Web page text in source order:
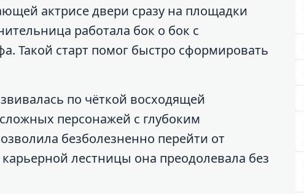
актрисе двери сразу на площадки
работала бок о бок с
Такой старт помог быстро сформировать
по чёткой восходящей
персонажей с глубоким
безболезненно перейти от
лестницы она преодолевала без